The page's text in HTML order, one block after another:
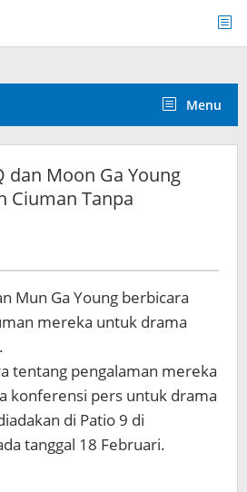
Menu
dan Moon Ga Young
Ciuman Tanpa
Mun Ga Young berbicara
mereka untuk drama
tentang pengalaman mereka
konferensi pers untuk drama
di Patio 9 di
tanggal 18 Februari.